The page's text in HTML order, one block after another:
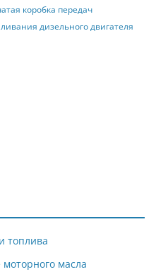
коробка передач
дизельного двигателя
топлива
масла